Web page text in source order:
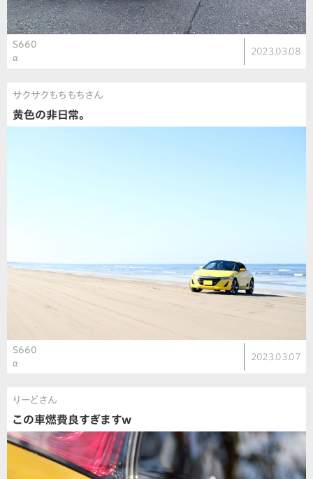
S660
α
2023.03.08
サクサクもちもちさん
黄色の非日常。
S660
α
2023.03.07
りーどさん
この車燃費良すぎますw